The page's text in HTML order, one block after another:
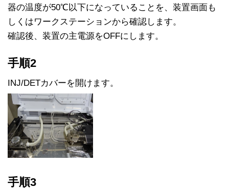
器の温度が50℃以下になっていることを、装置画面も
しくはワークステーションから確認します。
確認後、装置の主電源をOFFにします。
手順2
INJ/DETカバーを開けます。
手順3